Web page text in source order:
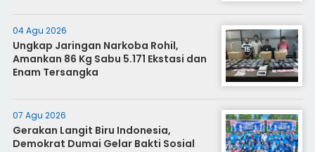
04 Agu 2026
Ungkap Jaringan Narkoba Rohil,
Amankan 86 Kg Sabu 5.171 Ekstasi dan
Enam Tersangka
07 Agu 2026
Gerakan Langit Biru Indonesia,
Demokrat Dumai Gelar Bakti Sosial